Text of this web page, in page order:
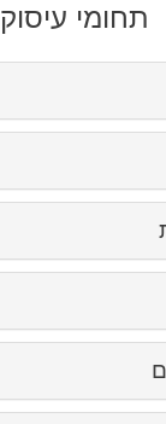
תחומי עיסוק